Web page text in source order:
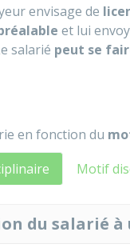
envisage de
et lui
salarié peut se
en fonction du
Motif
du salarié